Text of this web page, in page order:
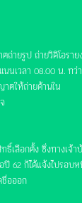
ถ่ายรูป ถ่ายวิดิโอร
นเวลา 08.00 น. ทว่
ตให้ถ่ายด้านใน
เลือกตั้ง ซึ่งทางเจ้า
62 ก็ได้แจ้งไปรอบ
ชื่อออก